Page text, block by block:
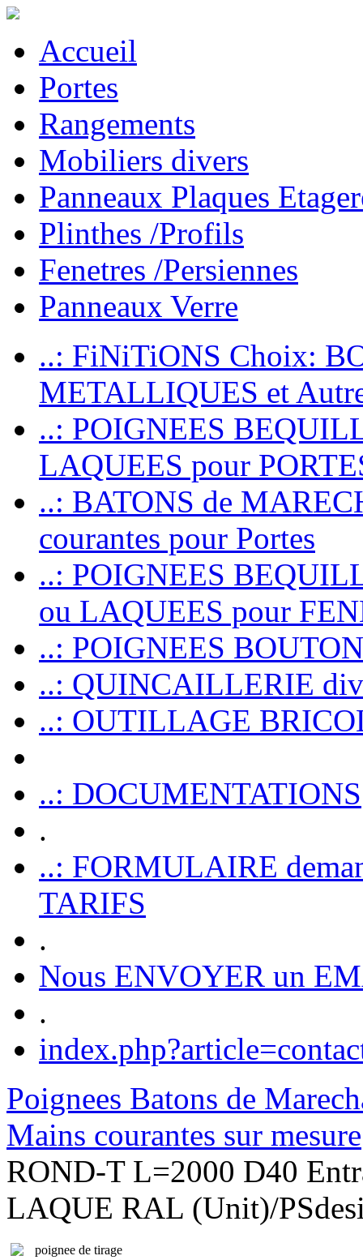
Accueil
Portes
Rangements
Mobiliers divers
Panneaux Plaques
Plinthes /Profils
Fenetres /Persiennes
Panneaux Verre
..: FiNiTiONS Choix:
METALLIQUES et
..: POIGNEES
LAQUEES pour
..: BATONS de
courantes pour Portes
..: POIGNEES
ou LAQUEES pour
..: POIGNEES
..: QUINCAILLERIE
..: OUTILLAGE
..: DOCUMENTATIONS
.
..: FORMULAIRE
TARIFS
.
Nous ENVOYER un
.
Poignees Batons de
Mains courantes sur mesure
ROND-T L=2000 D40
LAQUE RAL (Unit)/